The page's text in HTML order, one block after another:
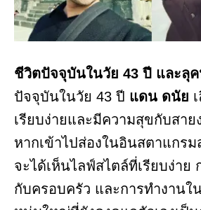
ชีวิตปัจจุบันในวัย 43 ปี และลุ
ปัจจุบันในวัย 43 ปี แดน ดนัย
เรียบง่ายและมีความสุขกับสาย
หากเข้าไปส่องในอินสตาแกร
จะได้เห็นไลฟ์สไตล์ที่เรียบง่าย
กับครอบครัว และการทำงานใ